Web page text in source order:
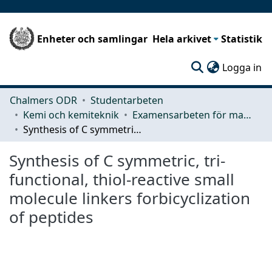
Enheter och samlingar Hela arkivet Statistik
Logga in
Chalmers ODR
Studentarbeten
Kemi och kemiteknik
Examensarbeten för masterexamen
Synthesis of C symmetric, tri-functional, thiol-reactive small molecule linkers forbicyclization of peptides
Synthesis of C symmetric, tri-
functional, thiol-reactive small
molecule linkers forbicyclization
of peptides